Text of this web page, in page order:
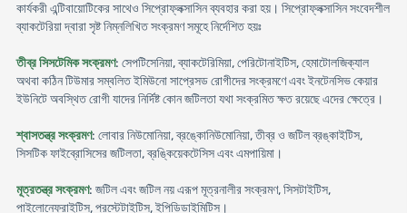
কার্যকরী এন্টিবায়োটিকের সাথেও সিপ্রোফ্লক্সাসিন ব্যবহার করা হয়। সিপ্রোফ্লক্সাসিন সংবেদশীল
ব্যাকটেরিয়া দ্বারা সৃষ্ট নিম্নলিখিত সংক্রমণ সমূহে নির্দেশিত হয়ঃ
তীব্র সিসটেমিক সংক্রমণ: সেপটিসেনিয়া, ব্যাকটেরিমিয়া, পেরিটোনাইটিস, হেমাটোলজিক্যাল
অথবা কঠিন টিউমার সম্বলিত ইমিউনো সাপ্রেসড রোগীদের সংক্রমণে এবং ইনটেনসিভ কেয়ার
ইউনিটে অবস্থিত রোগী যাদের নির্দিষ্ট কোন জটিলতা যথা সংক্রমিত ক্ষত রয়েছে এদের ক্ষেত্রে।
শ্বাসতন্ত্র সংক্রমণ: লোবার নিউমোনিয়া, ব্রঙ্কোনিউমোনিয়া, তীব্র ও জটিল ব্রঙ্কাইটিস,
সিসটিক ফাইব্রোসিসের জটিলতা, ব্রঙ্কিয়েকটেসিস এবং এমপায়িমা।
মূত্রতন্ত্র সংক্রমণ: জটিল এবং জটিল নয় এরূপ মূত্রনালীর সংক্রমণ, সিসটাইটিস,
পাইলোনেফ্রাইটিস, প্রস্টেটাইটিস, ইপিডিডাইমিটিস।